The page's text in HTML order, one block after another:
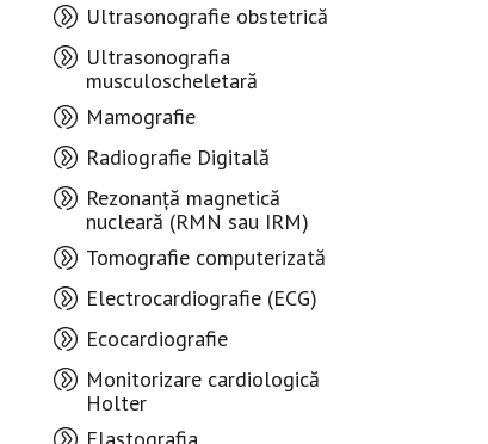
Ultrasonografie obstetrică
Ultrasonografia
musculoscheletară
Mamografie
Radiografie Digitală
Rezonanță magnetică
nucleară (RMN sau IRM)
Tomografie computerizată
Electrocardiografie (ECG)
Ecocardiografie
Monitorizare cardiologică
Holter